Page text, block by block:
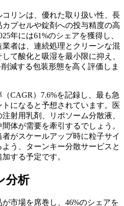
リンは、優れた取り扱い性、長
プセルや錠剤への投与精度の高
年には61%のシェアを獲得し、
者は、連続処理とクリーンな混
て酸化と吸湿を最小限に抑え、
減する包装形態を高く評価しま
CAGR）7.6%を記録し、最も急
になると予想されています。医
射用乳剤、リポソーム分散液、
体が需要を牽引するでしょう。
がスケールアップ時に粒子サイ
う、ターンキー分散サービスと
する予定です。
分析
市場を席巻し、46%のシェアを